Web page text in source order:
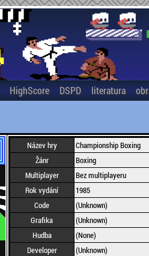
HighScore DSPD literatura
Název hry
Championship Boxing
Žánr
Boxing
Multiplayer
Bez multiplayeru
Rok vydání
1985
Code
(Unknown)
Grafika
(Unknown)
Hudba
(None)
Developer
(Unknown)